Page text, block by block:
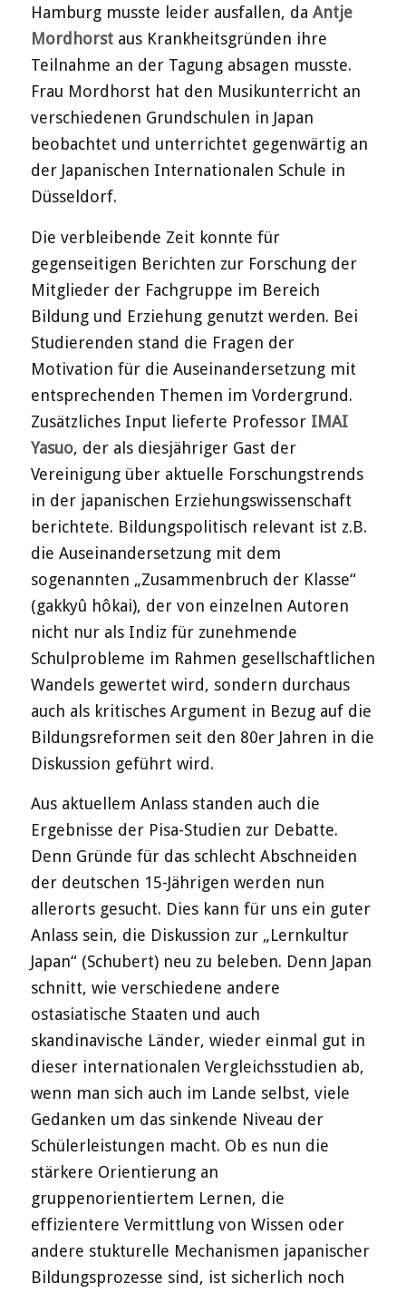
Hamburg musste leider ausfallen, da Antje
Mordhorst aus Krankheitsgründen ihre
Teilnahme an der Tagung absagen musste.
Frau Mordhorst hat den Musikunterricht an
verschiedenen Grundschulen in Japan
beobachtet und unterrichtet gegenwärtig an
der Japanischen Internationalen Schule in
Düsseldorf.
Die verbleibende Zeit konnte für
gegenseitigen Berichten zur Forschung der
Mitglieder der Fachgruppe im Bereich
Bildung und Erziehung genutzt werden. Bei
Studierenden stand die Fragen der
Motivation für die Auseinandersetzung mit
entsprechenden Themen im Vordergrund.
Zusätzliches Input lieferte Professor IMAI
Yasuo, der als diesjähriger Gast der
Vereinigung über aktuelle Forschungstrends
in der japanischen Erziehungswissenschaft
berichtete. Bildungspolitisch relevant ist z.B.
die Auseinandersetzung mit dem
sogenannten „Zusammenbruch der Klasse“
(gakkyû hôkai), der von einzelnen Autoren
nicht nur als Indiz für zunehmende
Schulprobleme im Rahmen gesellschaftlichen
Wandels gewertet wird, sondern durchaus
auch als kritisches Argument in Bezug auf die
Bildungsreformen seit den 80er Jahren in die
Diskussion geführt wird.
Aus aktuellem Anlass standen auch die
Ergebnisse der Pisa-Studien zur Debatte.
Denn Gründe für das schlecht Abschneiden
der deutschen 15-Jährigen werden nun
allerorts gesucht. Dies kann für uns ein guter
Anlass sein, die Diskussion zur „Lernkultur
Japan“ (Schubert) neu zu beleben. Denn Japan
schnitt, wie verschiedene andere
ostasiatische Staaten und auch
skandinavische Länder, wieder einmal gut in
dieser internationalen Vergleichsstudien ab,
wenn man sich auch im Lande selbst, viele
Gedanken um das sinkende Niveau der
Schülerleistungen macht. Ob es nun die
stärkere Orientierung an
gruppenorientiertem Lernen, die
effizientere Vermittlung von Wissen oder
andere stukturelle Mechanismen japanischer
Bildungsprozesse sind, ist sicherlich noch